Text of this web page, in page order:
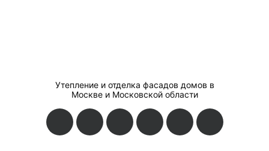
Утепление и отделка фасадов домов в
Москве и Московской области